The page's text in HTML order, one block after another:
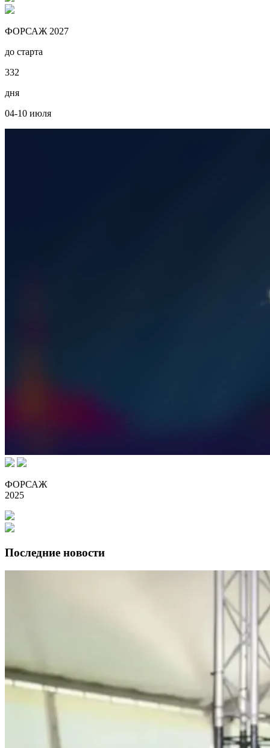
ФОРСАЖ 2027
до старта
332
дня
04-10 июля
ФОРСАЖ
2025
Последние новости